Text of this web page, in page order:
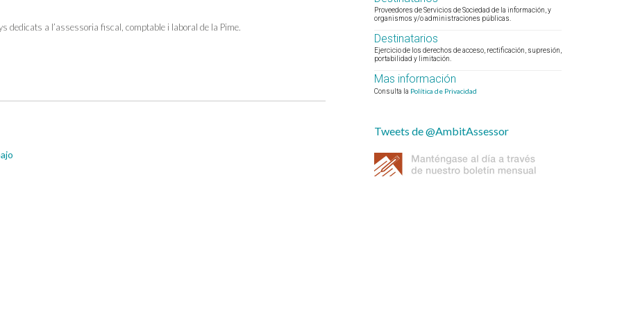
dedicats a l’assessoria fiscal, comptable i laboral de la Pime.
Proveedores de Servicios de Sociedad de la información, y
organismos y/o administraciones públicas.
Destinatarios
Ejercicio de los derechos de acceso, rectificación, supresión,
portabilidad y limitación.
Mas información
Consulta la Política de Privacidad
Tweets de @AmbitAssessor